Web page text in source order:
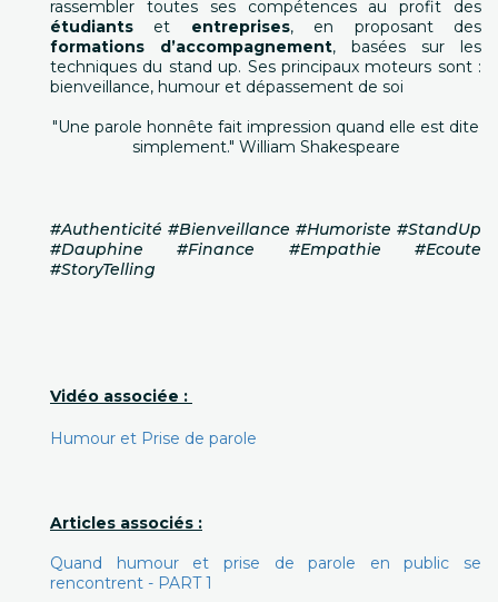
rassembler toutes ses compétences au profit des
étudiants et entreprises, en proposant des
formations d’accompagnement, basées sur les
techniques du stand up. Ses principaux moteurs sont :
bienveillance, humour et dépassement de soi
"Une parole honnête fait impression quand elle est dite
simplement." William Shakespeare
#Authenticité #Bienveillance #Humoriste #StandUp
#Dauphine #Finance #Empathie #Ecoute
#StoryTelling
Vidéo associée :
Humour et Prise de parole
Articles associés :
Quand humour et prise de parole en public se
rencontrent - PART 1